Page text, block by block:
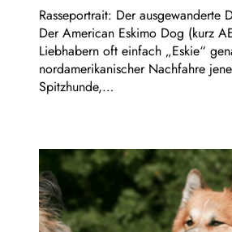
Rasseportrait: Der ausgewanderte
Der American Eskimo Dog (kurz
Liebhabern oft einfach „Eskie“
nordamerikanischer Nachfahre
Spitzhunde,…